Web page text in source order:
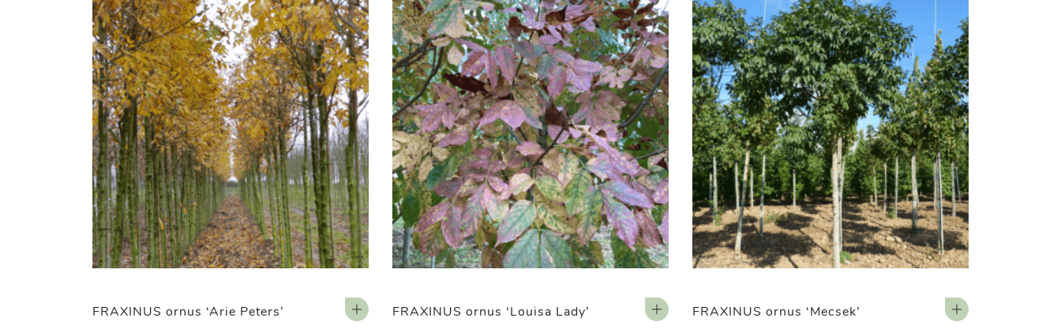
FRAXINUS ornus ‘Arie Peters’ FRAXINUS ornus ‘Louisa Lady’ FRAXINUS ornus ‘Mecsek’